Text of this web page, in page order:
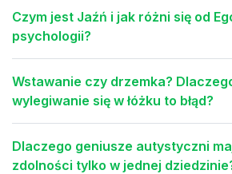
Czym jest Jaźń i jak różni się od
psychologii?
Wstawanie czy drzemka?
wylegiwanie się w łóżku to błąd?
Dlaczego geniusze autystyczni
zdolności tylko w jednej